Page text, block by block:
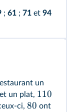
; 61 ; 71 et 94
un
un plat, 110
ci, 80 ont